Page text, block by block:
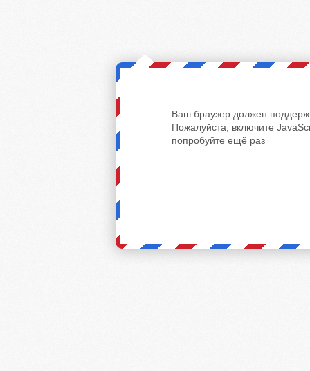
Ваш браузер должен
Пожалуйста, включите
попробуйте ещё раз